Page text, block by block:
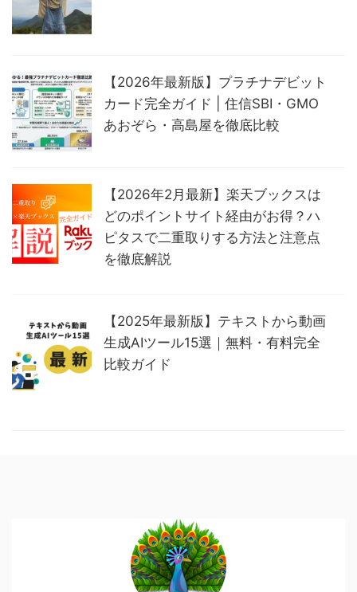
【2026年最新版】プラチナデビット
カード完全ガイド | 住信SBI・GMO
あおぞら・高島屋を徹底比較
【2026年2月最新】楽天ブックスは
どのポイントサイト経由がお得？ハ
ピタスで二重取りする方法と注意点
を徹底解説
【2025年最新版】テキストから動画
生成AIツール15選｜無料・有料完全
比較ガイド